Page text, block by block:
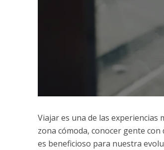
Viajar es una de las experiencias
zona cómoda, conocer gente
es beneficioso para nuestra